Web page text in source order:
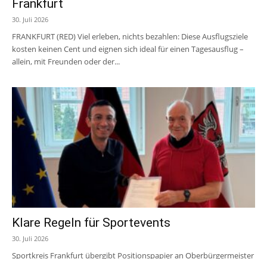
Frankfurt
30. Juli 2026
FRANKFURT (RED) Viel erleben, nichts bezahlen: Diese Ausflugsziele
kosten keinen Cent und eignen sich ideal für einen Tagesausflug –
allein, mit Freunden oder der...
Klare Regeln für Sportevents
30. Juli 2026
Sportkreis Frankfurt übergibt Positionspapier an Oberbürgermeister